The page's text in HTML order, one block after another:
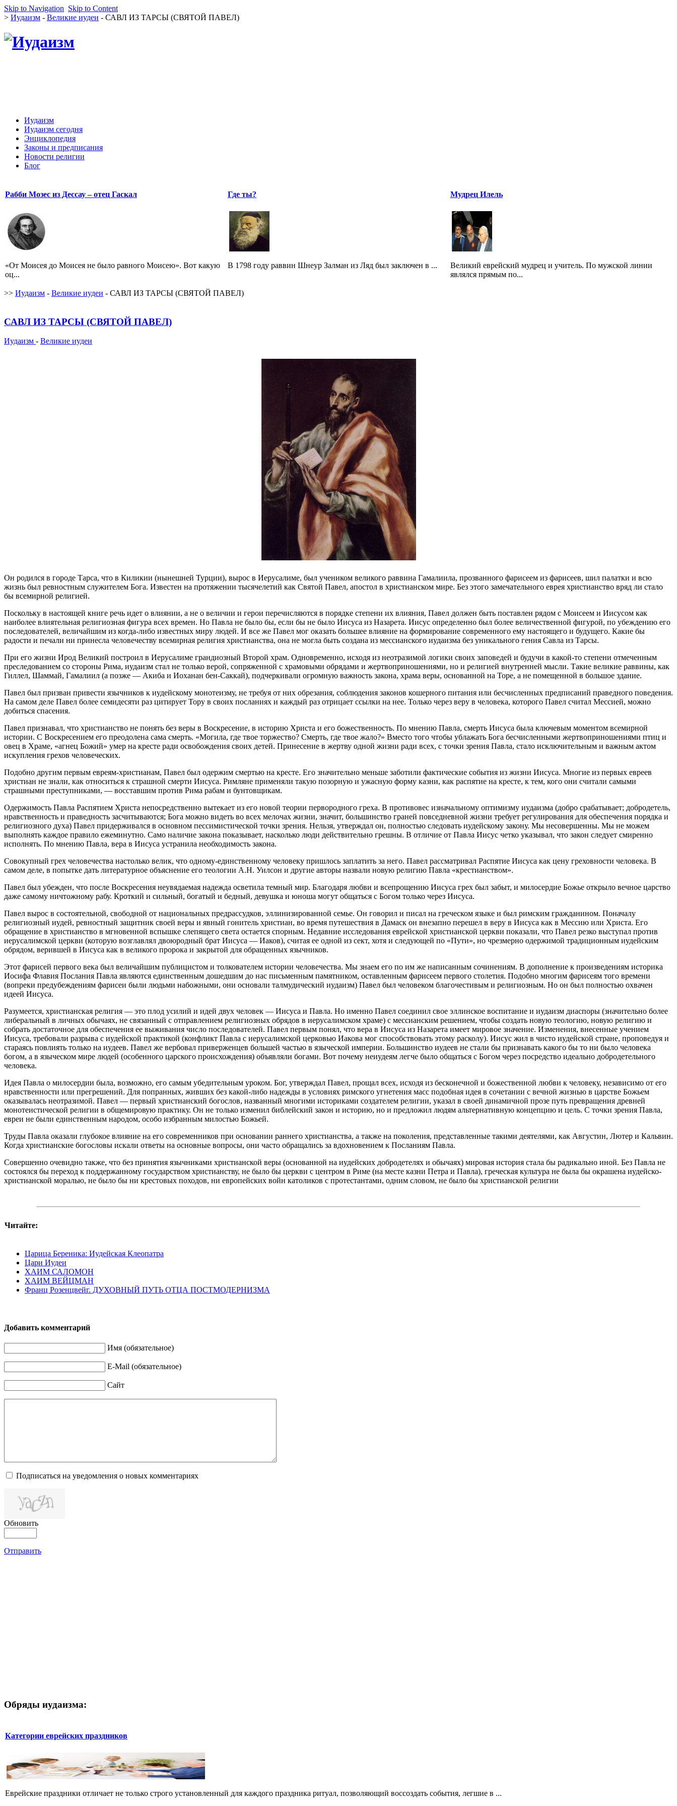
Skip to Navigation Skip to Content
> Иудаизм - Великие иудеи - САВЛ ИЗ ТАРСЫ (СВЯТОЙ ПАВЕЛ)
Иудаизм
Иудаизм сегодня
Энциклопедия
Законы и предписания
Новости религии
Блог
Рабби Мозес из Дессау – отец Гаскал
«От Моисея до Моисея не было равного Моисею». Вот какую
оц...
Где ты?
В 1798 году раввин Шнеур Залман из Ляд был заключен в ...
Мудрец Илель
Великий еврейский мудрец и учитель. По мужской линии
являлся прямым по...
>> Иудаизм - Великие иудеи - САВЛ ИЗ ТАРСЫ (СВЯТОЙ ПАВЕЛ)
САВЛ ИЗ ТАРСЫ (СВЯТОЙ ПАВЕЛ)
Иудаизм - Великие иудеи
Он родился в городе Тарса, что в Киликии (нынешней Турции), вырос в Иерусалиме, был учеником великого раввина Гамалиила, прозванного фарисеем из фарисеев, шил палатки и всю
жизнь был ревностным служителем Бога. Известен на протяжении тысячелетий как Святой Павел, апостол в христианском мире. Без этого замечательного еврея христианство вряд ли стало
бы всемирной религией.
Поскольку в настоящей книге речь идет о влиянии, а не о величии и герои перечисляются в порядке степени их влияния, Павел должен быть поставлен рядом с Моисеем и Иисусом как
наиболее влиятельная религиозная фигура всех времен. Но Павла не было бы, если бы не было Иисуса из Назарета. Иисус определенно был более величественной фигурой, по убеждению его
последователей, величайшим из когда-либо известных миру людей. И все же Павел мог оказать большее влияние на формирование современного ему настоящего и будущего. Какие бы
радости и печали ни принесла человечеству всемирная религия христианства, она не могла быть создана из мессианского иудаизма без уникального гения Савла из Тарсы.
При его жизни Ирод Великий построил в Иерусалиме грандиозный Второй храм. Одновременно, исходя из неотразимой логики своих заповедей и будучи в какой-то степени отмеченным
преследованием со стороны Рима, иудаизм стал не только верой, сопряженной с храмовыми обрядами и жертвоприношениями, но и религией внутренней мысли. Такие великие раввины, как
Гиллел, Шаммай, Гамалиил (а позже — Акиба и Иоханан бен-Саккай), подчеркивали огромную важность закона, храма веры, основанной на Торе, а не помещенной в большое здание.
Павел был призван привести язычников к иудейскому монотеизму, не требуя от них обрезания, соблюдения законов кошерного питания или бесчисленных предписаний праведного поведения.
На самом деле Павел более семидесяти раз цитирует Тору в своих посланиях и каждый раз отрицает ссылки на нее. Только через веру в человека, которого Павел считал Мессией, можно
добиться спасения.
Павел признавал, что христианство не понять без веры в Воскресение, в историю Христа и его божественность. По мнению Павла, смерть Иисуса была ключевым моментом всемирной
истории. С Воскресением его преодолена сама смерть. «Могила, где твое торжество? Смерть, где твое жало?» Вместо того чтобы ублажать Бога бесчисленными жертвоприношениями птиц и
овец в Храме, «агнец Божий» умер на кресте ради освобождения своих детей. Принесение в жертву одной жизни ради всех, с точки зрения Павла, стало исключительным и важным актом
искупления грехов человеческих.
Подобно другим первым евреям-христианам, Павел был одержим смертью на кресте. Его значительно меньше заботили фактические события из жизни Иисуса. Многие из первых евреев
христиан не знали, как относиться к страшной смерти Иисуса. Римляне применяли такую позорную и ужасную форму казни, как распятие на кресте, к тем, кого они считали самыми
страшными преступниками, — восставшим против Рима рабам и бунтовщикам.
Одержимость Павла Распятием Христа непосредственно вытекает из его новой теории первородного греха. В противовес изначальному оптимизму иудаизма (добро срабатывает; добродетель,
нравственность и праведность засчитываются; Бога можно видеть во всех мелочах жизни, значит, большинство граней повседневной жизни требует регулирования для обеспечения порядка и
религиозного духа) Павел придерживался в основном пессимистической точки зрения. Нельзя, утверждал он, полностью следовать иудейскому закону. Мы несовершенны. Мы не можем
выполнять каждое правило ежеминутно. Само наличие закона показывает, насколько люди действительно грешны. В отличие от Павла Иисус четко указывал, что закон следует смиренно
исполнять. По мнению Павла, вера в Иисуса устранила необходимость закона.
Совокупный грех человечества настолько велик, что одному-единственному человеку пришлось заплатить за него. Павел рассматривал Распятие Иисуса как цену греховности человека. В
самом деле, в попытке дать литературное объяснение его теологии А.Н. Уилсон и другие авторы назвали новую религию Павла «крестианством».
Павел был убежден, что после Воскресения неувядаемая надежда осветила темный мир. Благодаря любви и всепрощению Иисуса грех был забыт, и милосердие Божье открыло вечное царство
даже самому ничтожному рабу. Кроткий и сильный, богатый и бедный, девушка и юноша могут общаться с Богом только через Иисуса.
Павел вырос в состоятельной, свободной от национальных предрассудков, эллинизированной семье. Он говорил и писал на греческом языке и был римским гражданином. Поначалу
религиозный иудей, ревностный защитник своей веры и явный гонитель христиан, во время путешествия в Дамаск он внезапно перешел в веру в Иисуса как в Мессию или Христа. Его
обращение в христианство в мгновенной вспышке слепящего света остается спорным. Недавние исследования еврейской христианской церкви показали, что Павел резко выступал против
иерусалимской церкви (которую возглавлял двоюродный брат Иисуса — Иаков), считая ее одной из сект, хотя и следующей по «Пути», но чрезмерно одержимой традиционным иудейским
обрядом, верившей в Иисуса как в великого пророка и закрытой для обращенных язычников.
Этот фарисей первого века был величайшим публицистом и толкователем истории человечества. Мы знаем его по им же написанным сочинениям. В дополнение к произведениям историка
Иосифа Флавия Послания Павла являются единственным дошедшим до нас письменным памятником, оставленным фарисеем первого столетия. Подобно многим фарисеям того времени
(вопреки предубеждениям фарисеи были людьми набожными, они основали талмудический иудаизм) Павел был человеком благочестивым и религиозным. Но он был полностью охвачен
идеей Иисуса.
Разумеется, христианская религия — это плод усилий и идей двух человек — Иисуса и Павла. Но именно Павел соединил свое эллинское воспитание и иудаизм диаспоры (значительно более
либеральный в личных обычаях, не связанный с отправлением религиозных обрядов в иерусалимском храме) с мессианским решением, чтобы создать новую теологию, новую религию и
собрать достаточное для обеспечения ее выживания число последователей. Павел первым понял, что вера в Иисуса из Назарета имеет мировое значение. Изменения, внесенные учением
Иисуса, требовали разрыва с иудейской практикой (конфликт Павла с иерусалимской церковью Иакова мог способствовать этому расколу). Иисус жил в чисто иудейской стране, проповедуя и
стараясь повлиять только на иудеев. Павел же вербовал приверженцев большей частью в языческой империи. Большинство иудеев не стали бы признавать какого бы то ни было человека
богом, а в языческом мире людей (особенного царского происхождения) объявляли богами. Вот почему неиудеям легче было общаться с Богом через посредство идеально добродетельного
человека.
Идея Павла о милосердии была, возможно, его самым убедительным уроком. Бог, утверждал Павел, прощал всех, исходя из бесконечной и божественной любви к человеку, независимо от его
нравственности или прегрешений. Для попранных, живших без какой-либо надежды в условиях римского угнетения масс подобная идея в сочетании с вечной жизнью в царстве Божьем
оказывалась неотразимой. Павел — первый христианский богослов, названный многими историками создателем религии, указал в своей динамичной прозе путь превращения древней
монотеистической религии в общемировую практику. Он не только изменил библейский закон и историю, но и предложил людям альтернативную концепцию и цель. С точки зрения Павла,
евреи не были единственным народом, особо избранным милостью Божьей.
Труды Павла оказали глубокое влияние на его современников при основании раннего христианства, а также на поколения, представленные такими деятелями, как Августин, Лютер и Кальвин.
Когда христианские богословы искали ответы на основные вопросы, они часто обращались за вдохновением к Посланиям Павла.
Совершенно очевидно также, что без принятия язычниками христианской веры (основанной на иудейских добродетелях и обычаях) мировая история стала бы радикально иной. Без Павла не
состоялся бы переход к поддержанному государством христианству, не было бы церкви с центром в Риме (на месте казни Петра и Павла), греческая культура не была бы окрашена иудейско-
христианской моралью, не было бы ни крестовых походов, ни европейских войн католиков с протестантами, одним словом, не было бы христианской религии
Читайте:
Царица Береника: Иудейская Клеопатра
Цари Иудеи
ХАИМ САЛОМОН
ХАИМ ВЕЙЦМАН
Франц Розенцвейг. ДУХОВНЫЙ ПУТЬ ОТЦА ПОСТМОДЕРНИЗМА
Добавить комментарий
Имя (обязательное)
E-Mail (обязательное)
Сайт
Подписаться на уведомления о новых комментариях
Обновить
Отправить
Обряды иудаизма:
Категории еврейских праздников
Еврейские праздники отличает не только строго установленный для каждого праздника ритуал, позволяющий воссоздать события, легшие в ...